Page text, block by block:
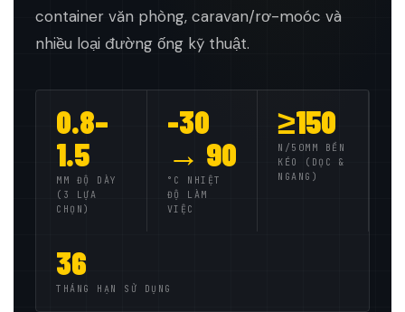
container văn phòng, caravan/rơ-moóc và
nhiều loại đường ống kỹ thuật.
0.8–
1.5
MM ĐỘ DÀY
(3 LỰA
CHỌN)
-30
→ 90
°C NHIỆT
ĐỘ LÀM
VIỆC
≥150
N/50MM BỀN
KÉO (DỌC &
NGANG)
36
THÁNG HẠN SỬ DỤNG